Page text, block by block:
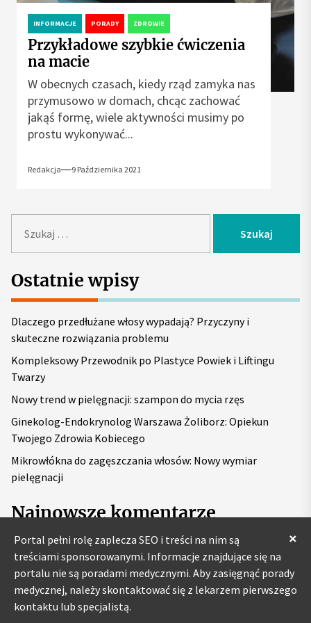
×
Portal pełni rolę zaplecza SEO i treści na nim są
treściami sponsorowanymi. Informacje znajdujące się na
portalu nie są poradami medycznymi. Aby zasięgnąć porady
medycznej, należy skontaktować się z lekarzem pierwszego
kontaktu lub specjalistą.
INFORMACJE PORADY ZDROWIE
Przykładowe szybkie ćwiczenia
na macie
W obecnych czasach, kiedy rząd zamyka nas
przymusowo w domach, chcąc zachować
jakąś formę, wiele aktywności musimy po
prostu wykonywać...
Redakcja 9 Października 2021
u
k
a
j
:
Ostatnie wpisy
Dlaczego przedłużane włosy wypadają? Przyczyny i
skuteczne rozwiązania problemu
Kompleksowy Przewodnik po Plastyce Powiek i Liftingu
Twarzy
Nowy trend w pielęgnacji: szampon do mycia rzęs
Ginekolog-Endokrynolog Warszawa Żoliborz: Opiekun
Twojego Zdrowia Kobiecego
Mikrowłókna do zagęszczania włosów: Nowy wymiar
pielęgnacji
Najnowsze komentarze